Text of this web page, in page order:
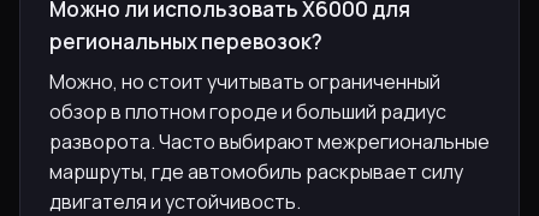
Можно ли использовать X6000 для
региональных перевозок?
Можно, но стоит учитывать ограниченный
обзор в плотном городе и больший радиус
разворота. Часто выбирают межрегиональные
маршруты, где автомобиль раскрывает силу
двигателя и устойчивость.